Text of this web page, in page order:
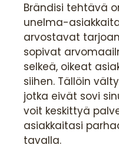
Brändisi tehtävä
unelma-
arvostavat
sopivat
selkeä, oikeat
siihen. Tällöin
jotka eivät sovi
voit keskittyä
asiakkaitasi
tavalla.